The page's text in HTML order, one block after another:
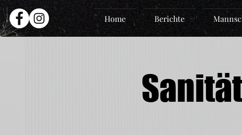
Home Berichte